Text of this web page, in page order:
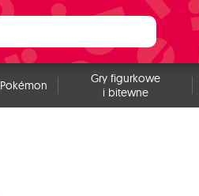
Pokémon
Gry figurkowe
i bitewne